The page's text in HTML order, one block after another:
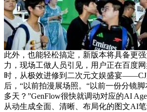
此外，也能轻松搞定，新版本将具备更
力，现场工做人员引见，用户正在百度
时，从极效进修到二次元文娱盛宴
后，“以前拍漫展场照。“以前一份分镜
多天？”GenFlow很快就调动对应的AI
从动生成全面、清晰、布局化的图文AI